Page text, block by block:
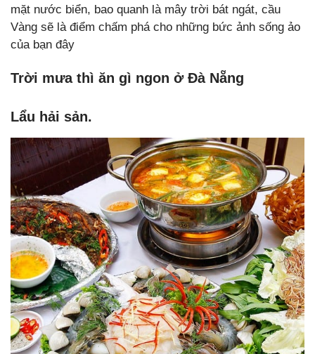
mặt nước biển, bao quanh là mây trời bát ngát, cầu
Vàng sẽ là điểm chấm phá cho những bức ảnh sống ảo
của bạn đây
Trời mưa thì ăn gì ngon ở Đà Nẵng
Lẩu hải sản.